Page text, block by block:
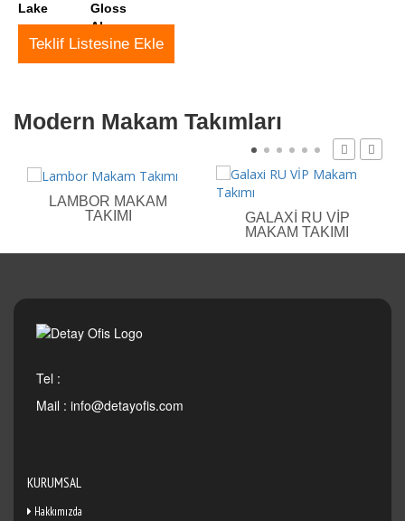
Lake
Gloss
Abony
Teklif Listesine Ekle
Modern Makam Takımları
LAMBOR MAKAM
TAKIMI
GALAXI RU VİP
MAKAM TAKIMI
Tel :
Mail : info@detayofis.com
KURUMSAL
Hakkımızda